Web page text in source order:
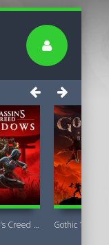
Assassin’s Creed Shadows Premium Edition